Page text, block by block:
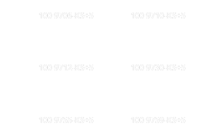
100 9706-KS+5 100 9710-KS+5
100 9712-KS+5 100 9730-KS+5
100 9755-KS+5 100 9759-KS+5